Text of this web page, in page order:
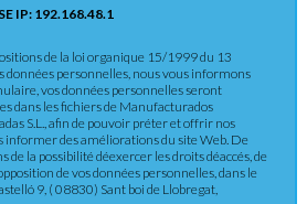
IP: 192.168.48.1
de la loi organique 15/1999 du 13
données personnelles, nous vous informons
vos données personnelles seront
dans les fichiers de Manufacturados
S.L., afin de pouvoir préter et offrir nos
informer des améliorations du site Web. De
la possibilité déexercer les droits déaccés, de
de vos données personnelles, dans le
9, ( 08830) Sant boi de Llobregat,